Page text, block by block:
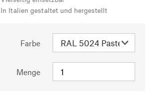
In Italien gestaltet und hergestellt
Farbe
Menge